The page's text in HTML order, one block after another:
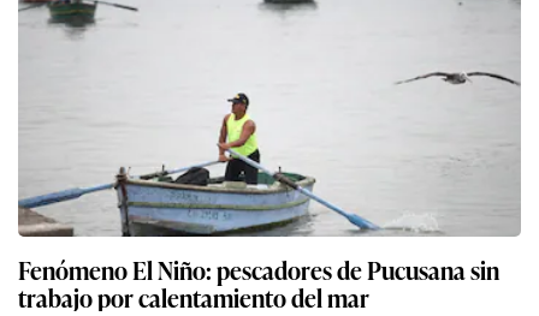
Fenómeno El Niño: pescadores de Pucusana sin
trabajo por calentamiento del mar